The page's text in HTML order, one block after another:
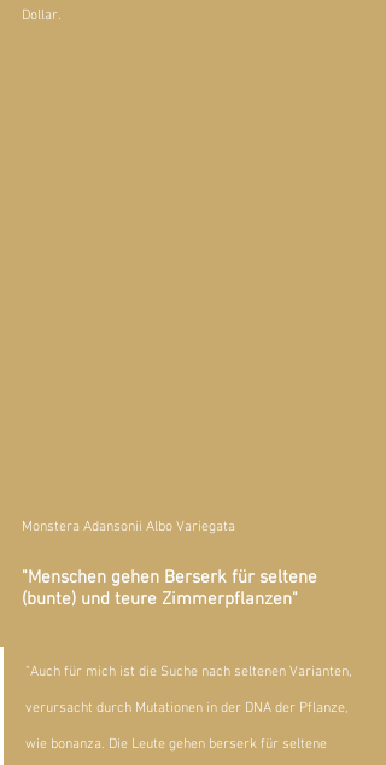
Dollar.
Monstera Adansonii Albo Variegata
"Menschen gehen Berserk für seltene
(bunte) und teure Zimmerpflanzen"
"Auch für mich ist die Suche nach seltenen Varianten,
verursacht durch Mutationen in der DNA der Pflanze,
wie bonanza. Die Leute gehen berserk für seltene